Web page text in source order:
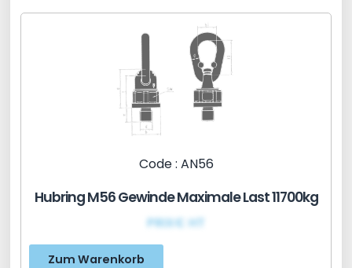
Code : AN56
Hubring M56 Gewinde Maximale Last 11700kg
PRIX€ HT
Zum Warenkorb